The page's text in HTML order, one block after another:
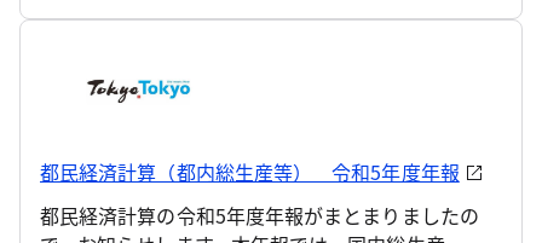
都民経済計算（都内総生産等） 令和5年度年報
都民経済計算の令和5年度年報がまとまりましたの